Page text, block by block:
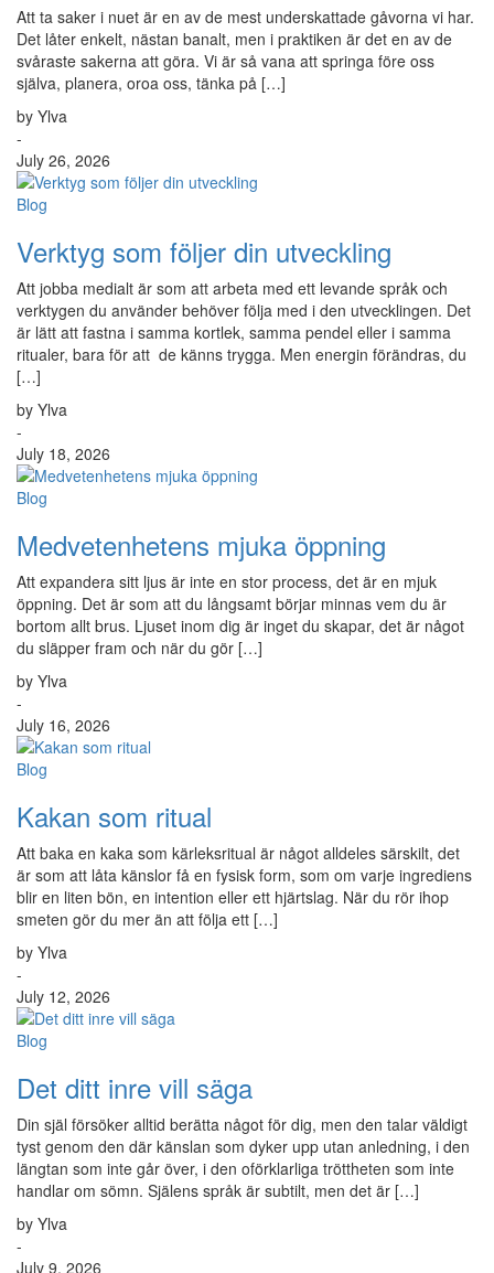
Att ta saker i nuet är en av de mest underskattade gåvorna vi har.
Det låter enkelt, nästan banalt, men i praktiken är det en av de
svåraste sakerna att göra. Vi är så vana att springa före oss
själva, planera, oroa oss, tänka på […]
by Ylva
-
July 26, 2026
Blog
Verktyg som följer din utveckling
Att jobba medialt är som att arbeta med ett levande språk och
verktygen du använder behöver följa med i den utvecklingen. Det
är lätt att fastna i samma kortlek, samma pendel eller i samma
ritualer, bara för att de känns trygga. Men energin förändras, du
[…]
by Ylva
-
July 18, 2026
Blog
Medvetenhetens mjuka öppning
Att expandera sitt ljus är inte en stor process, det är en mjuk
öppning. Det är som att du långsamt börjar minnas vem du är
bortom allt brus. Ljuset inom dig är inget du skapar, det är något
du släpper fram och när du gör […]
by Ylva
-
July 16, 2026
Blog
Kakan som ritual
Att baka en kaka som kärleksritual är något alldeles särskilt, det
är som att låta känslor få en fysisk form, som om varje ingrediens
blir en liten bön, en intention eller ett hjärtslag. När du rör ihop
smeten gör du mer än att följa ett […]
by Ylva
-
July 12, 2026
Blog
Det ditt inre vill säga
Din själ försöker alltid berätta något för dig, men den talar väldigt
tyst genom den där känslan som dyker upp utan anledning, i den
längtan som inte går över, i den oförklarliga tröttheten som inte
handlar om sömn. Själens språk är subtilt, men det är […]
by Ylva
-
July 9, 2026